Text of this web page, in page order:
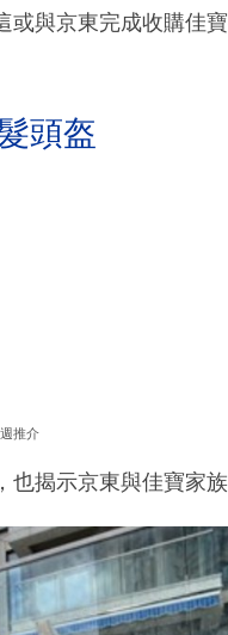
與京東完成收購佳
頭盔
推介
揭示京東與佳寶家族